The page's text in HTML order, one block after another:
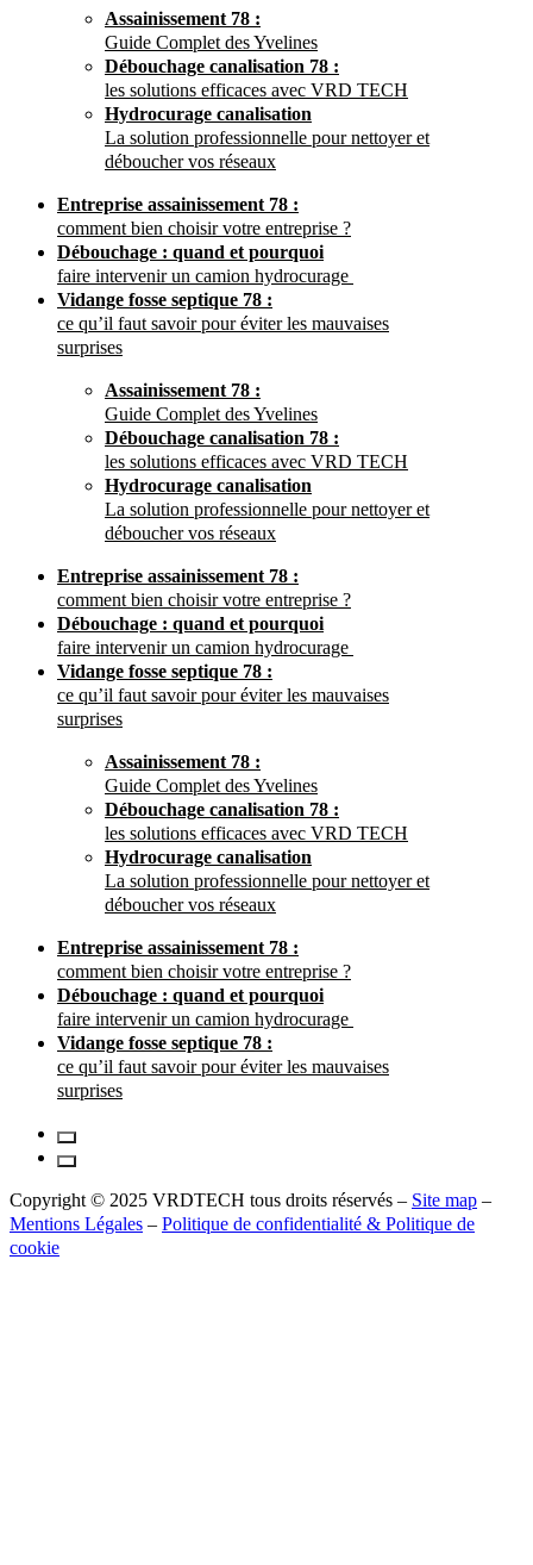
Assainissement 78 :
Guide Complet des Yvelines
Débouchage canalisation 78 :
les solutions efficaces avec VRD TECH
Hydrocurage canalisation
La solution professionnelle pour nettoyer et
déboucher vos réseaux
Entreprise assainissement 78 :
comment bien choisir votre entreprise ?
Débouchage : quand et pourquoi
faire intervenir un camion hydrocurage
Vidange fosse septique 78 :
ce qu’il faut savoir pour éviter les mauvaises
surprises
Assainissement 78 :
Guide Complet des Yvelines
Débouchage canalisation 78 :
les solutions efficaces avec VRD TECH
Hydrocurage canalisation
La solution professionnelle pour nettoyer et
déboucher vos réseaux
Entreprise assainissement 78 :
comment bien choisir votre entreprise ?
Débouchage : quand et pourquoi
faire intervenir un camion hydrocurage
Vidange fosse septique 78 :
ce qu’il faut savoir pour éviter les mauvaises
surprises
Assainissement 78 :
Guide Complet des Yvelines
Débouchage canalisation 78 :
les solutions efficaces avec VRD TECH
Hydrocurage canalisation
La solution professionnelle pour nettoyer et
déboucher vos réseaux
Entreprise assainissement 78 :
comment bien choisir votre entreprise ?
Débouchage : quand et pourquoi
faire intervenir un camion hydrocurage
Vidange fosse septique 78 :
ce qu’il faut savoir pour éviter les mauvaises
surprises
Copyright © 2025 VRDTECH tous droits réservés – Site map –
Mentions Légales – Politique de confidentialité & Politique de
cookie